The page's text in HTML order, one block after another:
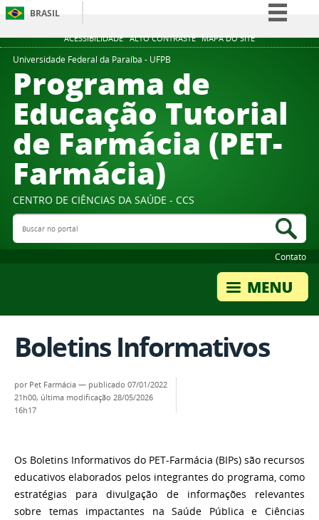
ACESSIBILIDADE ALTO CONTRASTE MAPA DO SITE
BRASIL
Simplifique!
Participe
Acesso à informação
Legislação
Canais
Universidade Federal da Paraíba - UFPB
Programa de
Educação Tutorial
de Farmácia (PET-
Farmácia)
CENTRO DE CIÊNCIAS DA SAÚDE - CCS
Buscar no portal
Contato
Boletins Informativos
por Pet Farmácia — publicado 07/01/2022
21h00, última modificação 28/05/2026
16h17
Os Boletins Informativos do PET-Farmácia (BIPs) são recursos
educativos elaborados pelos integrantes do programa, como
estratégias para divulgação de informações relevantes
sobre temas impactantes na Saúde Pública e Ciências